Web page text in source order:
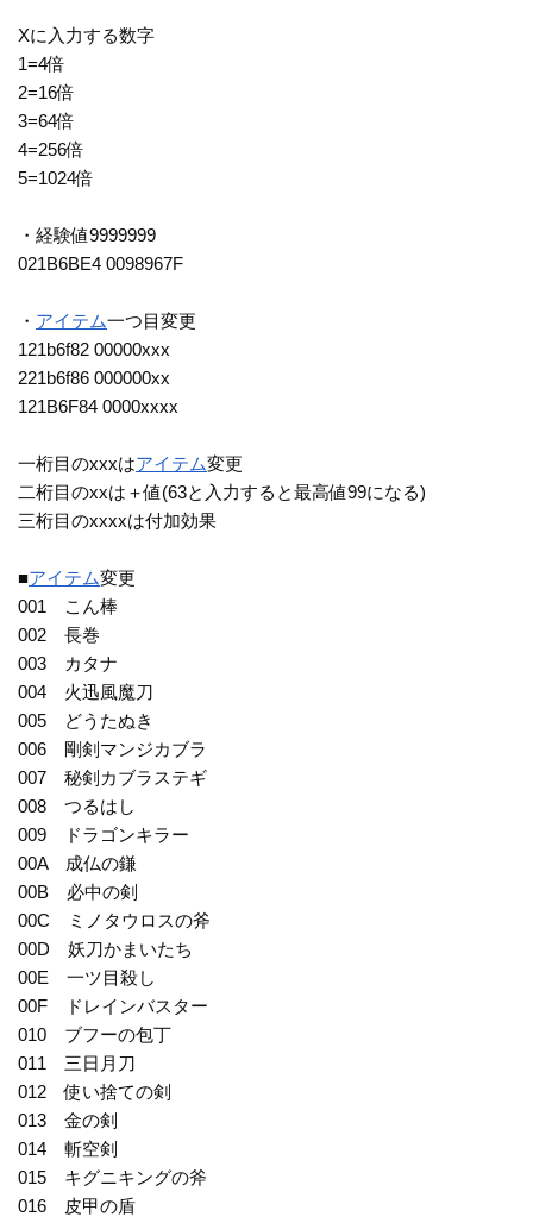
Xに入力する数字
1=4倍
2=16倍
3=64倍
4=256倍
5=1024倍
・経験値9999999
021B6BE4 0098967F
・ アイテム一つ目変更
121b6f82 00000xxx
221b6f86 000000xx
121B6F84 0000xxxx
一桁目のxxxはアイテム変更
二桁目のxxは＋値(63と入力すると最高値99になる)
三桁目のxxxxは付加効果
■アイテム変更
001 こん棒
002 長巻
003 カタナ
004 火迅風魔刀
005 どうたぬき
006 剛剣マンジカブラ
007 秘剣カブラステギ
008 つるはし
009 ドラゴンキラー
00A 成仏の鎌
00B 必中の剣
00C ミノタウロスの斧
00D 妖刀かまいたち
00E 一ツ目殺し
00F ドレインバスター
010 ブフーの包丁
011 三日月刀
012 使い捨ての剣
013 金の剣
014 斬空剣
015 キグニキングの斧
016 皮甲の盾